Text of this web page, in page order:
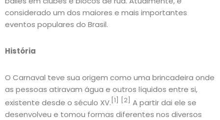
considerado um dos maiores e mais importantes
eventos populares do Brasil.
História
O Carnaval teve sua origem como uma brincadeira onde
as pessoas atiravam água e outros líquidos entre si,
existente desde o século XV. [1] [2] A partir dai ele se
desenvolveu e tomou formas diferentes nos diversos